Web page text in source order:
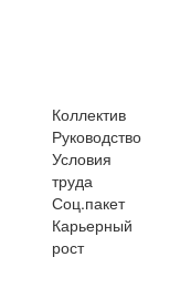
Коллектив
Руководство
Условия
труда
Соц.пакет
Карьерный
рост